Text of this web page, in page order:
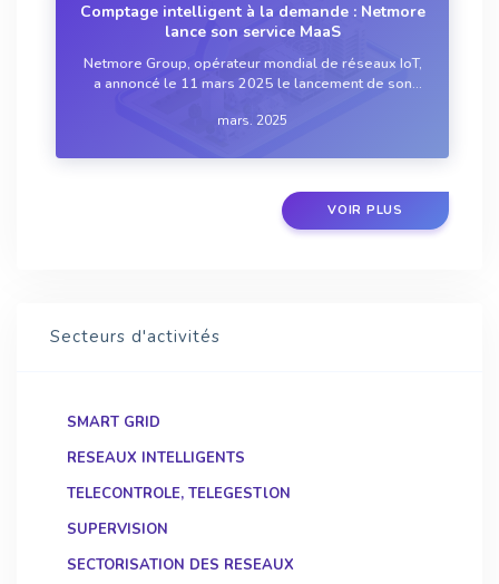
Comptage intelligent à la demande : Netmore
lance son service MaaS
Netmore Group, opérateur mondial de réseaux IoT,
a annoncé le 11 mars 2025 le lancement de son
gestionnaires d’eau et de gaz. Cette offre clé en
mars. 2025
VOIR PLUS
Secteurs d'activités
SMART GRID
RESEAUX INTELLIGENTS
TELECONTROLE, TELEGESTlON
SUPERVISION
SECTORISATION DES RESEAUX